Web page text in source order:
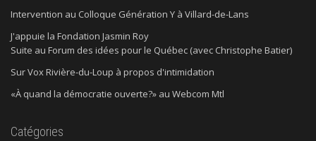
Intervention au Colloque Génération Y à Villard-de-Lans
J'appuie la Fondation Jasmin Roy
Suite au Forum des idées pour le Québec (avec Christophe Batier)
Sur Vox Rivière-du-Loup à propos d'intimidation
«À quand la démocratie ouverte?» au Webcom Mtl
Catégories